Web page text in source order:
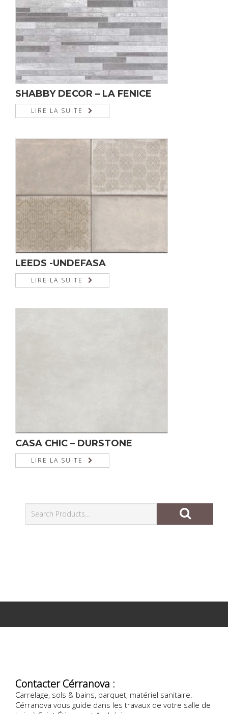
SHABBY DECOR – LA FENICE
LIRE LA SUITE
LEEDS -UNDEFASA
LIRE LA SUITE
CASA CHIC – DURSTONE
LIRE LA SUITE
Contacter Cérranova :
Carrelage, sols & bains, parquet, matériel sanitaire.
Cérranova vous guide dans les travaux de votre salle de